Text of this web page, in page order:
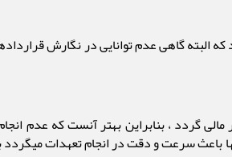
البته گاهی عدم توانایی در نگارش
گردد ، بنابراین بهتر آنست که عدم
باعث سرعت و دقت در انجام تعهدات